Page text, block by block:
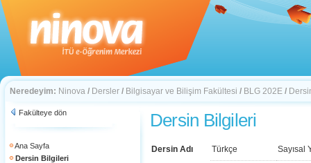
Neredeyim: Ninova / Dersler / Bilgisayar ve Bilişim Fakültesi / BLG 202E /
Fakülteye dön
Ana Sayfa
Dersin Bilgileri
Dersin Bilgileri
Dersin Adı Türkçe Sayısal